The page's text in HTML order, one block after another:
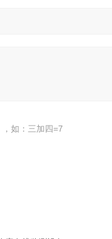
如：三加四=7